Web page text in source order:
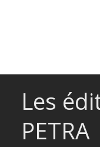
Les
PETRA